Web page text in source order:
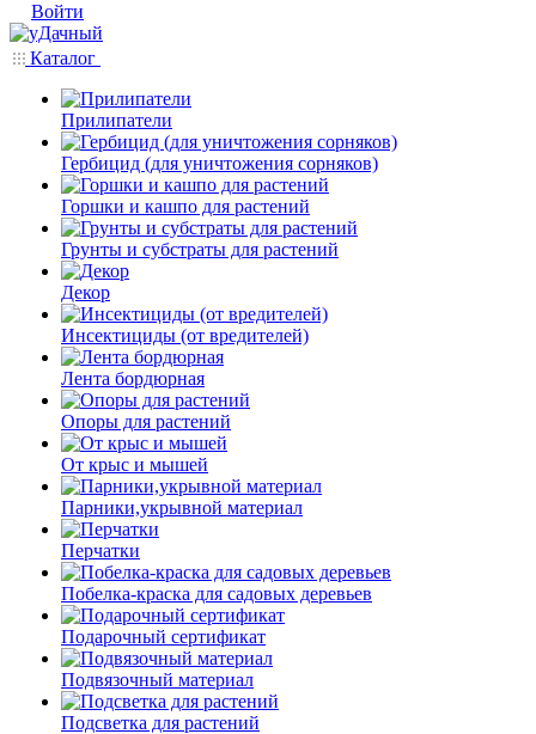
Войти
Каталог
Прилипатели
Гербицид (для уничтожения сорняков)
Горшки и кашпо для растений
Грунты и субстраты для растений
Декор
Инсектициды (от вредителей)
Лента бордюрная
Опоры для растений
От крыс и мышей
Парники,укрывной материал
Перчатки
Побелка-краска для садовых деревьев
Подарочный сертификат
Подвязочный материал
Подсветка для растений